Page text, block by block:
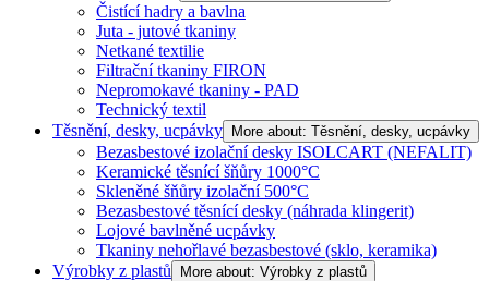
Čistící hadry a bavlna
Juta - jutové tkaniny
Netkané textilie
Filtrační tkaniny FIRON
Nepromokavé tkaniny - PAD
Technický textil
Těsnění, desky, ucpávky More about: Těsnění, desky, ucpávky
Bezasbestové izolační desky ISOLCART (NEFALIT)
Keramické těsnící šňůry 1000°C
Skleněné šňůry izolační 500°C
Bezasbestové těsnící desky (náhrada klingerit)
Lojové bavlněné ucpávky
Tkaniny nehořlavé bezasbestové (sklo, keramika)
Výrobky z plastů
More about: Výrobky z plastů